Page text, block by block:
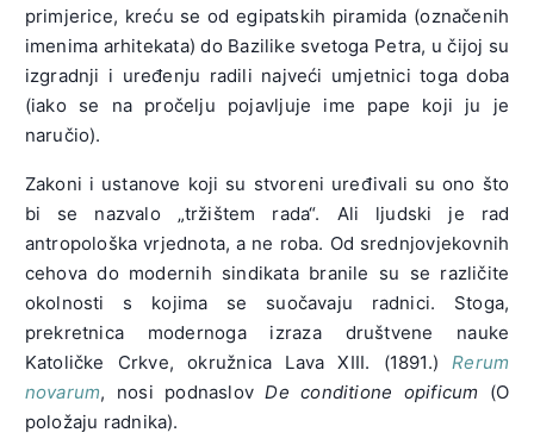
primjerice, kreću se od egipatskih piramida (označenih
imenima arhitekata) do Bazilike svetoga Petra, u čijoj su
izgradnji i uređenju radili najveći umjetnici toga doba
(iako se na pročelju pojavljuje ime pape koji ju je
naručio).
Zakoni i ustanove koji su stvoreni uređivali su ono što
bi se nazvalo „tržištem rada“. Ali ljudski je rad
antropološka vrjednota, a ne roba. Od srednjovjekovnih
cehova do modernih sindikata branile su se različite
okolnosti s kojima se suočavaju radnici. Stoga,
prekretnica modernoga izraza društvene nauke
Katoličke Crkve, okružnica Lava XIII. (1891.)Rerum
novarum, nosi podnaslovDe conditione opificum (O
položaju radnika).